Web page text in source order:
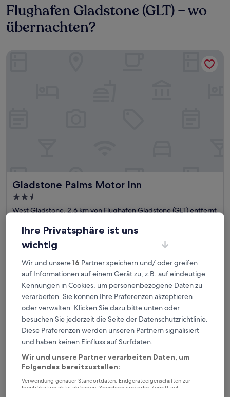
Flughafen Gladstone (GLT) – wo
übernachten?
Gladstone Palms Motor Inn
Gladstone Palms Motor Inn
2.5-
Sterne-
West Gladstone, 2,6 km von Flughafen Gladstone (GLT) entfernt
Gut,
Bewertungen)
76 €
inkl. Steuern & Gebühren
Oaks Gladstone Grand Hotel
Ihre Privatsphäre ist uns
wichtig
Wir und unsere16 Partner speichern und/ oder greifen
auf Informationen auf einem Gerät zu, z.B. auf eindeutige
Kennungen in Cookies, um personenbezogene Daten zu
verarbeiten. Sie können Ihre Präferenzen akzeptieren
oder verwalten. Klicken Sie dazu bitte unten oder
besuchen Sie jederzeit die Seite der Datenschutzrichtlinie.
Diese Präferenzen werden unseren Partnern signalisiert
und haben keinen Einfluss auf Surfdaten.
Wir und unsere Partner verarbeiten Daten, um
Folgendes bereitzustellen:
Verwendung genauer Standortdaten. Endgeräteeigenschaften zur
Identifikation aktiv abfragen. Speichern von oder Zugriff auf